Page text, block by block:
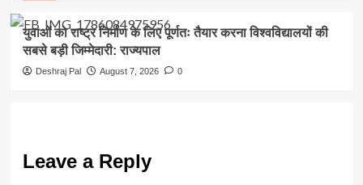
युवाओं को राष्ट्र निर्माण के लिए पूर्णतः तैयार करना विश्वविद्यालयों की
सबसे बड़ी जिम्मेदारी: राज्यपाल
Deshraj Pal August 7, 2026 0
Leave a Reply